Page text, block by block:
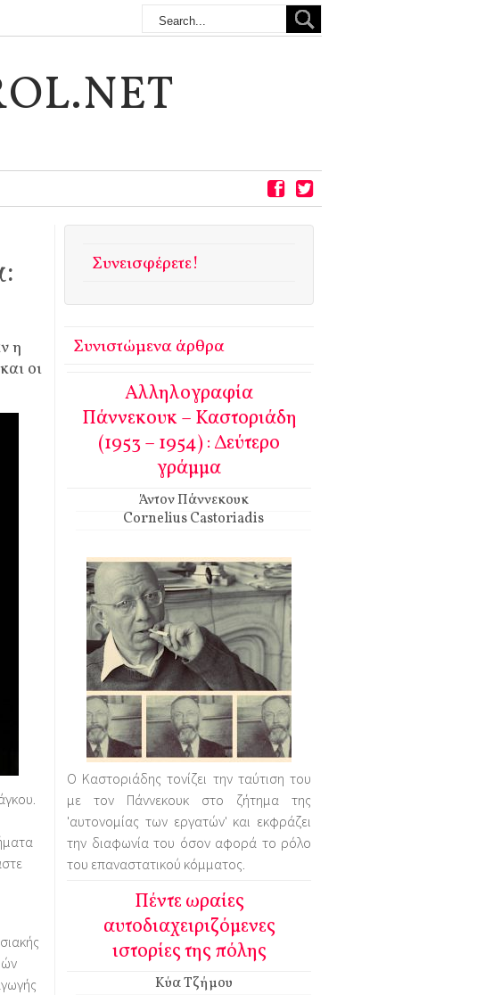
η
οι
Συνεισφέρετε!
Συνιστώμενα άρθρα
Αλληλογραφία
Πάννεκουκ – Καστοριάδη
(1953 – 1954) : Δεύτερο
γράμμα
Άντον Πάννεκουκ
Cornelius Castoriadis
Ο Καστοριάδης τονίζει την ταύτιση του
με τον Πάννεκουκ στο ζήτημα της
'αυτονομίας των εργατών' και εκφράζει
την διαφωνία του όσον αφορά το ρόλο
του επαναστατικού κόμματος.
Πέντε ωραίες
αυτοδιαχειριζόμενες
ιστορίες της πόλης
Κύα Τζήμου